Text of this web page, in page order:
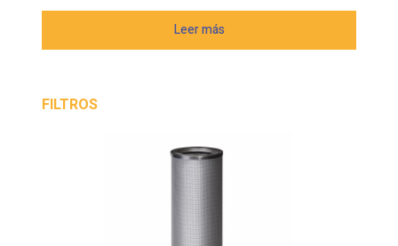
Leer más
FILTROS